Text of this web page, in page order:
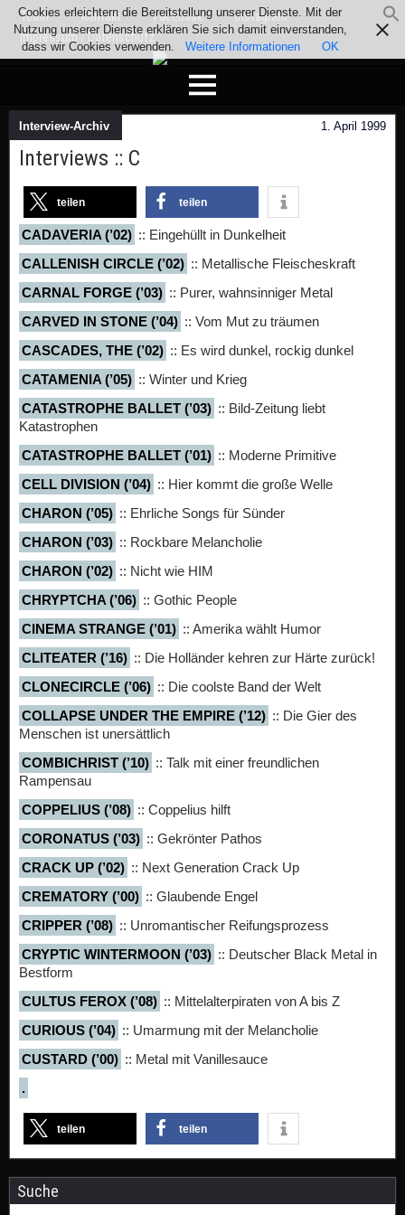
Team Kontakt Facebook
Instagram
Impressum / Datenschutz
Interview-Archiv 1. April 1999
Interviews :: C
teilen teilen
CADAVERIA (’02) :: Eingehüllt in Dunkelheit
CALLENISH CIRCLE (’02) :: Metallische Fleischeskraft
CARNAL FORGE (’03) :: Purer, wahnsinniger Metal
CARVED IN STONE (’04) :: Vom Mut zu träumen
CASCADES, THE (’02) :: Es wird dunkel, rockig dunkel
CATAMENIA (’05) :: Winter und Krieg
CATASTROPHE BALLET (’03) :: Bild-Zeitung liebt
Katastrophen
CATASTROPHE BALLET (’01) :: Moderne Primitive
CELL DIVISION (’04) :: Hier kommt die große Welle
CHARON (’05) :: Ehrliche Songs für Sünder
CHARON (’03) :: Rockbare Melancholie
CHARON (’02) :: Nicht wie HIM
CHRYPTCHA (’06) :: Gothic People
CINEMA STRANGE (’01) :: Amerika wählt Humor
CLITEATER (’16) :: Die Holländer kehren zur Härte zurück!
CLONECIRCLE (’06) :: Die coolste Band der Welt
COLLAPSE UNDER THE EMPIRE (’12) :: Die Gier des
Menschen ist unersättlich
COMBICHRIST (’10) :: Talk mit einer freundlichen
Rampensau
COPPELIUS (’08) :: Coppelius hilft
CORONATUS (’03) :: Gekrönter Pathos
CRACK UP (’02) :: Next Generation Crack Up
CREMATORY (’00) :: Glaubende Engel
CRIPPER (’08) :: Unromantischer Reifungsprozess
CRYPTIC WINTERMOON (’03) :: Deutscher Black Metal in
Bestform
CULTUS FEROX (’08) :: Mittelalterpiraten von A bis Z
CURIOUS (’04) :: Umarmung mit der Melancholie
CUSTARD (’00) :: Metal mit Vanillesauce
.
teilen teilen
Suche
Cookies erleichtern die Bereitstellung unserer Dienste. Mit der
Nutzung unserer Dienste erklären Sie sich damit einverstanden,
dass wir Cookies verwenden.
Weitere Informationen OK